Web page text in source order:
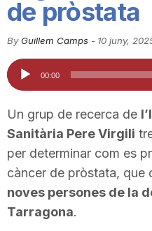
i
u
a
t
de pròstata
By Guillem Camps - 10 juny,
Reproductor
d'àudio
00:00
Un grup de recerca de
Sanitària Pere Virgili
per determinar com es
càncer de pròstata, que
noves persones de la
Tarragona.